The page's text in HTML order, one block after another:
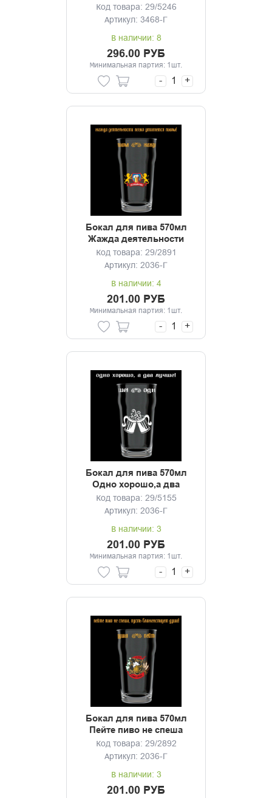
Код товара: 29/5246
Артикул: 3468-Г
В наличии: 8
296.00 РУБ
Минимальная партия: 1шт.
- +
Бокал для пива 570мл
Жажда деятельности
Код товара: 29/2891
Артикул: 2036-Г
В наличии: 4
201.00 РУБ
Минимальная партия: 1шт.
- +
Бокал для пива 570мл
Одно хорошо,а два
лучше
Код товара: 29/5155
Артикул: 2036-Г
В наличии: 3
201.00 РУБ
Минимальная партия: 1шт.
- +
Бокал для пива 570мл
Пейте пиво не спеша
Код товара: 29/2892
Артикул: 2036-Г
В наличии: 3
201.00 РУБ